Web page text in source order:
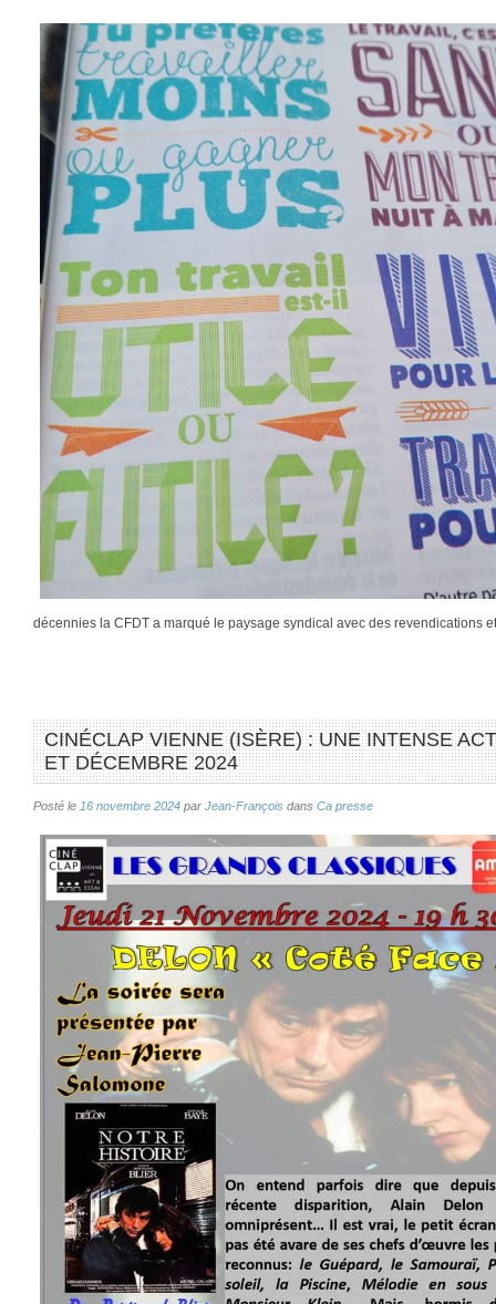
décennies la CFDT a marqué le paysage syndical avec des revendications
CINÉCLAP VIENNE (ISÈRE) : UNE INTENSE
ET DÉCEMBRE 2024
Posté le 16 novembre 2024 par Jean-François dans Ca presse